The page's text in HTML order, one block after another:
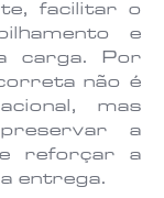
facilitar o
e
carga. Por
não é
mas
a
reforçar a
entrega.